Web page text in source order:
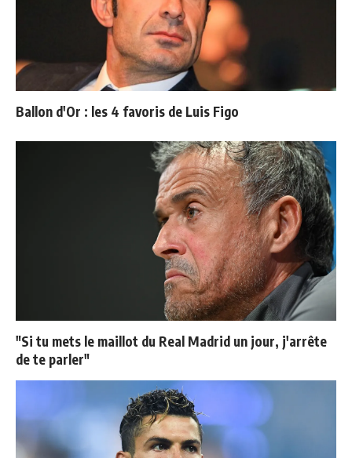
Ballon d'Or : les 4 favoris de Luis Figo
"Si tu mets le maillot du Real Madrid un jour, j'arrête
de te parler"